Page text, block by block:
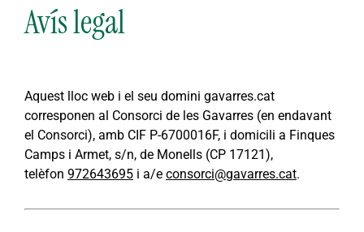
Avís legal
Aquest lloc web i el seu domini gavarres.cat
corresponen al Consorci de les Gavarres (en endavant
el Consorci), amb CIF P-6700016F, i domicili a Finques
Camps i Armet, s/n, de Monells (CP 17121),
telèfon 972643695 i a/e consorci@gavarres.cat.